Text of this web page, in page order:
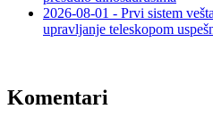
2026-08-01 - Prvi sistem
upravljanje teleskopom
Komentari